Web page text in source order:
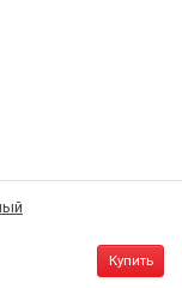
Купить